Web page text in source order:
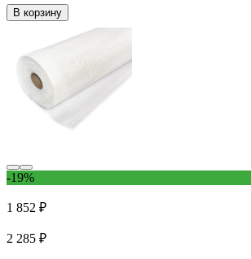
В корзину
-19%
1 852 ₽
2 285 ₽